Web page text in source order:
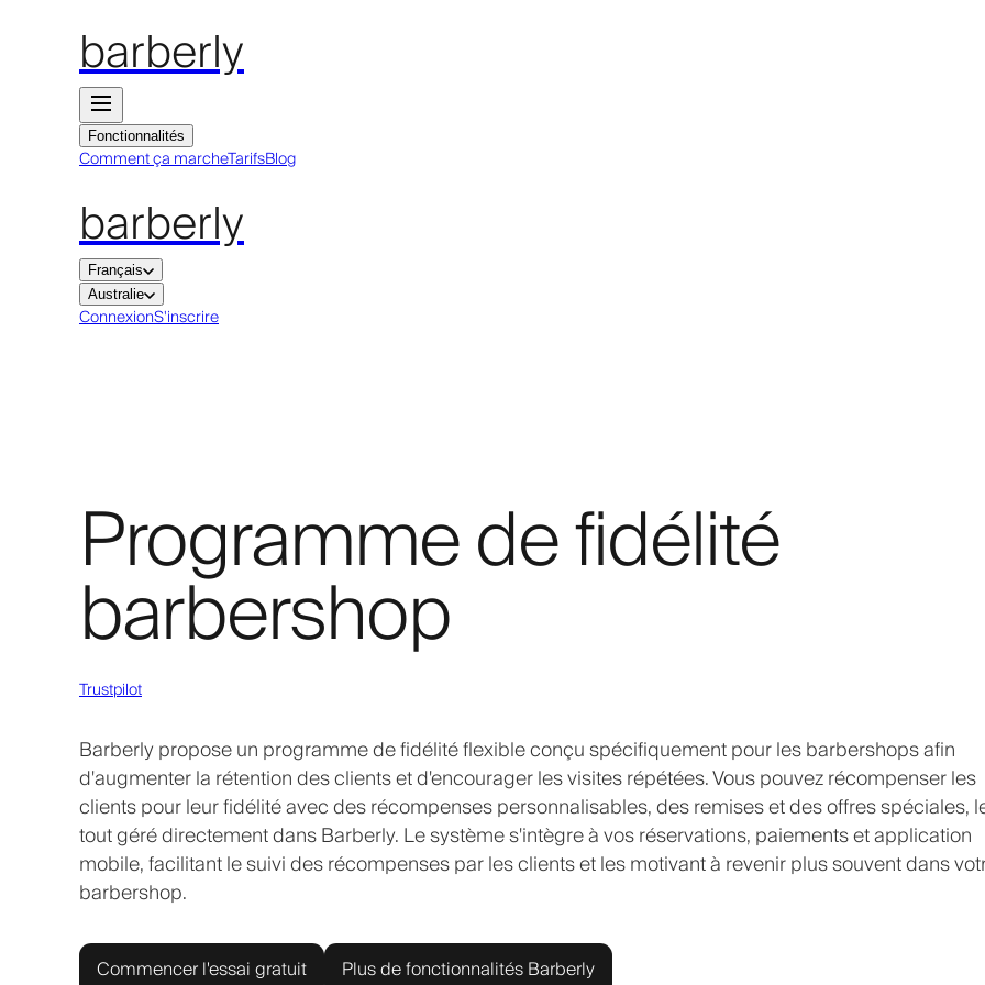
barberly
Fonctionnalités
Comment ça marcheTarifsBlog
barberly
Français
Australie
ConnexionS'inscrire
Programme de fidélité
barbershop
Trustpilot
Barberly propose un programme de fidélité flexible conçu spécifiquement pour les barbershops afin
d'augmenter la rétention des clients et d'encourager les visites répétées. Vous pouvez récompenser les
clients pour leur fidélité avec des récompenses personnalisables, des remises et des offres spéciales,
tout géré directement dans Barberly. Le système s'intègre à vos réservations, paiements et application
mobile, facilitant le suivi des récompenses par les clients et les motivant à revenir plus souvent dans
barbershop.
Commencer l'essai gratuit Plus de fonctionnalités Barberly